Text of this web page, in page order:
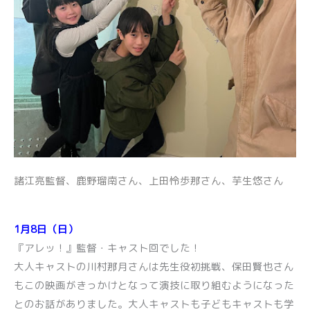
諸江亮監督、鹿野瑠南さん、上田怜歩那さん、芋生悠さん
1月8日（日）
『アレッ！』監督・キャスト回でした！
大人キャストの川村那月さんは先生役初挑戦、保田賢也さん
もこの映画がきっかけとなって演技に取り組むようになった
とのお話がありました。大人キャストも子どもキャストも学